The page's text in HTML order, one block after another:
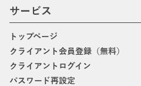
サービス
トップページ
クライアント会員登録（無料）
クライアントログイン
パスワード再設定